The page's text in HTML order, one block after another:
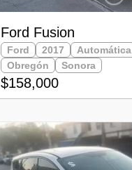
Ford Fusion
Ford 2017
Automática
Obregón
Sonora
$158,000